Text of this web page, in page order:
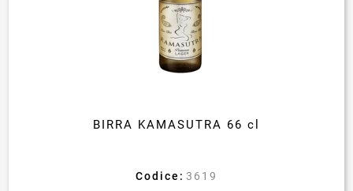
BIRRA KAMASUTRA 66 cl
Codice: 3619